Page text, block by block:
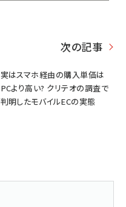
次の記事
実はスマホ経由の購入単価は
PCより高い? クリテオの調査で
判明したモバイルECの実態